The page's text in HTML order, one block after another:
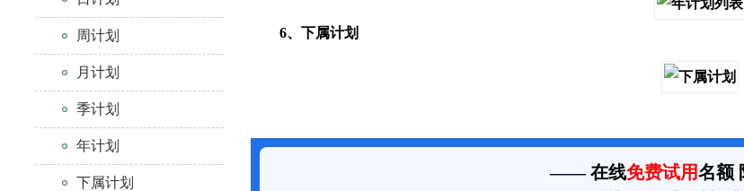
周计划
月计划
季计划
年计划
下属计划
6、下属计划